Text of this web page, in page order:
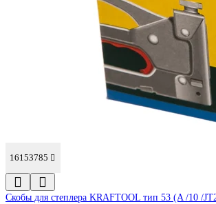
16153785
Скобы для степлера KRAFTOOL тип 53 (A /10 /